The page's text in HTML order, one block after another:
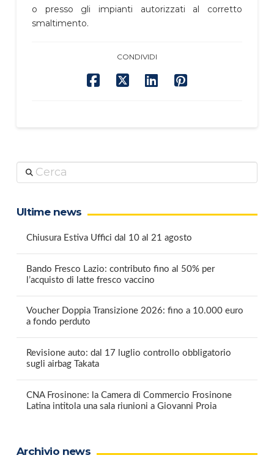
o presso gli impianti autorizzati al corretto
smaltimento.
CONDIVIDI
Cerca
Ultime news
Chiusura Estiva Uffici dal 10 al 21 agosto
Bando Fresco Lazio: contributo fino al 50% per
l’acquisto di latte fresco vaccino
Voucher Doppia Transizione 2026: fino a 10.000 euro
a fondo perduto
Revisione auto: dal 17 luglio controllo obbligatorio
sugli airbag Takata
CNA Frosinone: la Camera di Commercio Frosinone
Latina intitola una sala riunioni a Giovanni Proia
Archivio news